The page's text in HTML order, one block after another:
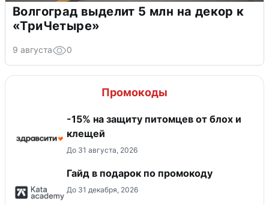
Волгоград выделит 5 млн на декор к
«ТриЧетыре»
9 августа 0
Промокоды
-15% на защиту питомцев от блох и
клещей
До 31 августа, 2026
Гайд в подарок по промокоду
До 31 декабря, 2026